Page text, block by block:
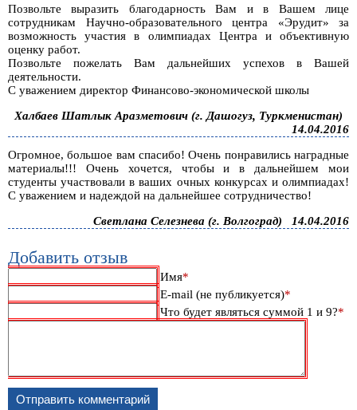
Позвольте выразить благодарность Вам и в Вашем лице
сотрудникам Научно-образовательного центра «Эрудит» за
возможность участия в олимпиадах Центра и объективную
оценку работ.
Позвольте пожелать Вам дальнейших успехов в Вашей
деятельности.
С уважением директор Финансово-экономической школы
Халбаев Шатлык Аразметович (г. Дашогуз, Туркменистан)
14.04.2016
Огромное, большое вам спасибо! Очень понравились наградные
материалы!!! Очень хочется, чтобы и в дальнейшем мои
студенты участвовали в ваших очных конкурсах и олимпиадах!
С уважением и надеждой на дальнейшее сотрудничество!
Светлана Селезнева (г. Волгоград) 14.04.2016
Добавить отзыв
Обязательное
Имя*
Обязательное
E-mail (не публикуется)*
Что будет являться суммой 1 и 9?*